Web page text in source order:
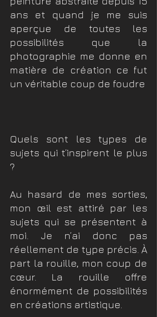
ans et quand je me suis
aperçue de toutes les
possibilités que la
photographie me donne en
matière de création ce fut
un véritable coup de foudre
Quels sont les types de
sujets qui t’inspirent le plus
?
​Au hasard de mes sorties,
mon œil est attiré par les
sujets qui se présentent à
moi. Je n’ai donc pas
réellement de type précis. À
part la rouille, mon coup de
cœur. La rouille offre
énormément de possibilités
en créations artistique.